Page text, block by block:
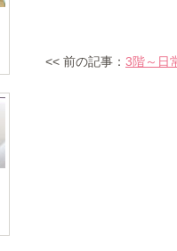
<< 前の記事： 3階～日